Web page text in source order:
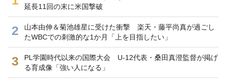
延長11回の末に米国撃破
2
山本由伸＆菊池雄星に受けた衝撃 楽天・藤平尚真が過ごし
たWBCでの刺激的な1か月「上を目指したい」
3
PL学園時代以来の国際大会 U-12代表・桑田真澄監督が掲げ
る育成像「強い人になる」